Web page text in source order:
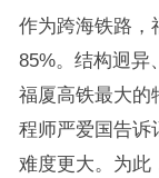
作为跨海铁路，
85%。结构迥异
福厦高铁最大的
程师严爱国告诉
难度更大。为此